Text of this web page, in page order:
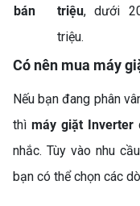
bán
triệu, dưới
triệu.
Có nên mua máy
Nếu bạn đang phân
thì máy giặt Inverter
nhắc. Tùy vào nhu
bạn có thể chọn các
BẢO QUẢN THỰC
TỐI ƯU CHO GIA